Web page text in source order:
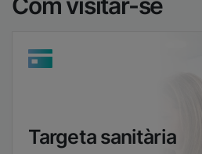
Imatge
Targeta sanitària